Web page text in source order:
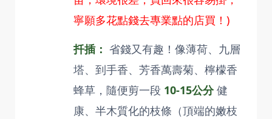
寧願多花點錢去專業點的店買！)
扦插： 省錢又有趣！像薄荷、九層
塔、到手香、芳香萬壽菊、檸檬香
蜂草，隨便剪一段 10-15公分健
康、半木質化的枝條（頂端的嫩枝